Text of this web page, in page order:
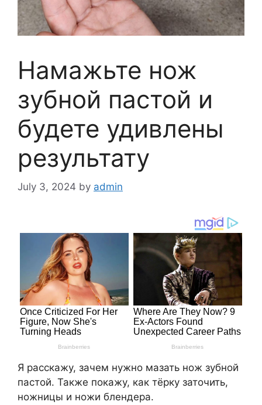
Намажьте нож
зубной пастой и
будете удивлены
результату
July 3, 2024 by admin
Я расскажу, зачем нужно мазать нож зубной
пастой. Также покажу, как тёрку заточить,
ножницы и ножи блендера.